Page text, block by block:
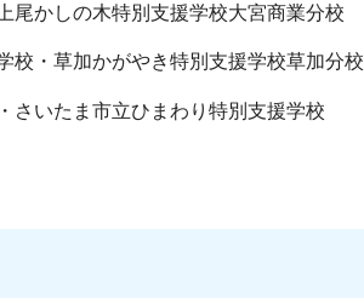
尾かしの木特別支援学校大宮商業分校
校・草加かがやき特別支援学校草加分校
さいたま市立ひまわり特別支援学校